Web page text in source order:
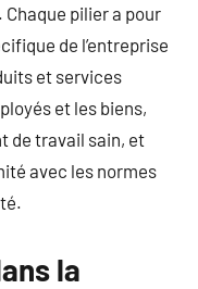
pilier a pour
de l’entreprise
et services
et les biens,
de travail sain, et
avec les normes
la